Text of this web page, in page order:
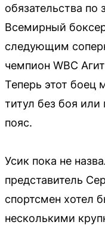
обязательства по
Всемирный
следующим
чемпион WBC
Теперь этот боец
титул без боя или
пояс.
Усик пока не
представитель
спортсмен хотел
несколькими